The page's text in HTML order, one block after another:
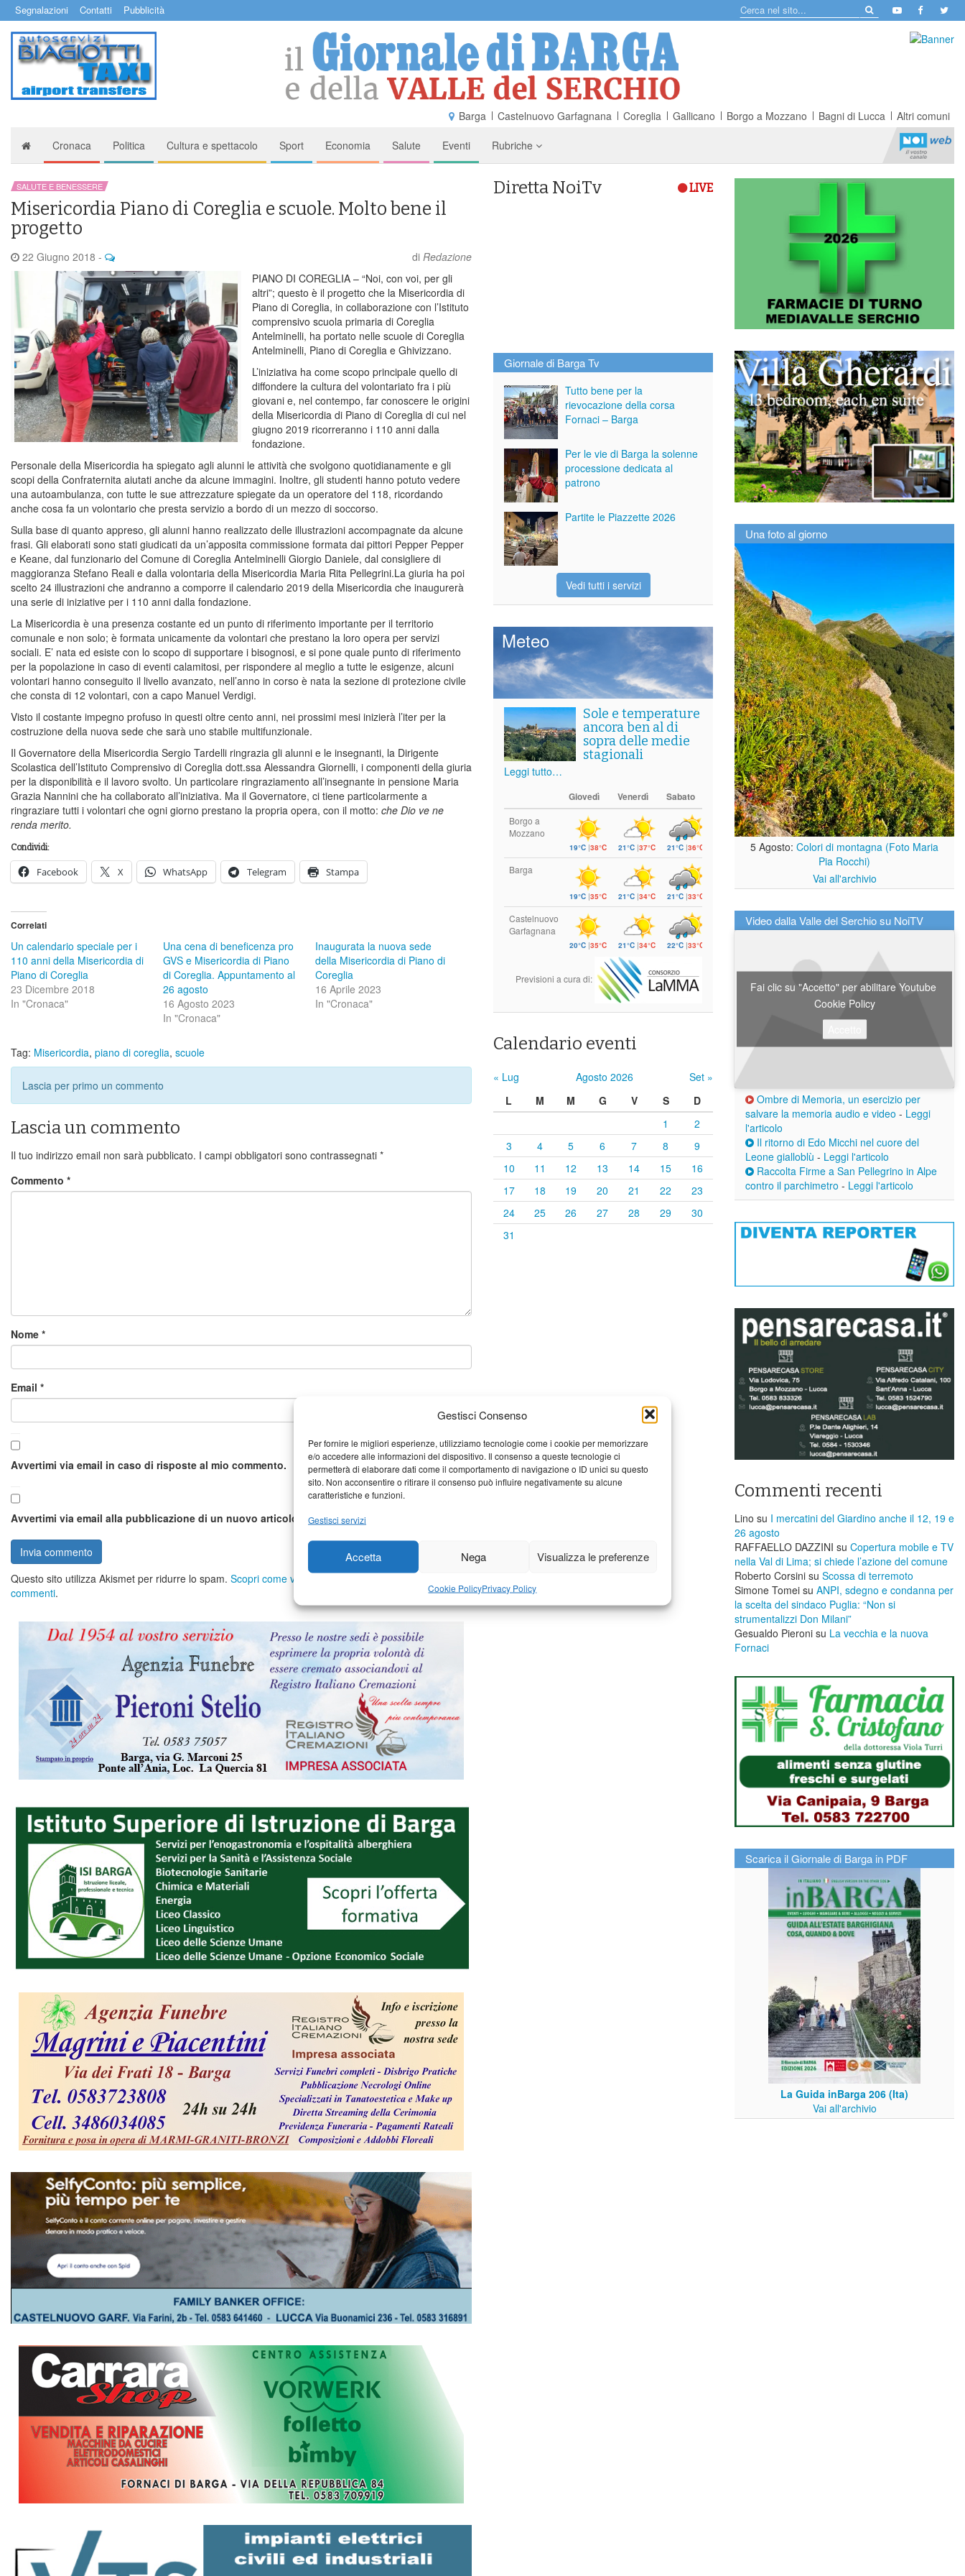
Gestisci Consenso
Per fornire le migliori esperienze, utilizziamo tecnologie come i cookie per memorizzare
e/o accedere alle informazioni del dispositivo. Il consenso a queste tecnologie ci
permetterà di elaborare dati come il comportamento di navigazione o ID unici su questo
sito. Non acconsentire o ritirare il consenso può influire negativamente su alcune
caratteristiche e funzioni.
Gestisci servizi
Accetta Nega Visualizza le preferenze
Cookie PolicyPrivacy Policy
Segnalazioni Contatti Pubblicità
Barga Castelnuovo Garfagnana Coreglia Gallicano Borgo a Mozzano Bagni di Lucca Altri comuni
Cronaca Politica Cultura e spettacolo Sport Economia Salute Eventi Rubriche
SALUTE E BENESSERE
Misericordia Piano di Coreglia e scuole. Molto bene il
progetto
22 Giugno 2018 - di Redazione
PIANO DI COREGLIA – “Noi, con voi, per gli
altri”; questo è il progetto che la Misericordia di
Piano di Coreglia, in collaborazione con l’Istituto
comprensivo scuola primaria di Coreglia
Antelminelli, ha portato nelle scuole di Coreglia
Antelminelli, Piano di Coreglia e Ghivizzano.
L’iniziativa ha come scopo principale quello di
diffondere la cultura del volontariato fra i più
giovani e, nel contempo, far conoscere le origini
della Misericordia di Piano di Coreglia di cui nel
giugno 2019 ricorreranno i 110 anni dalla
fondazione.
Personale della Misericordia ha spiegato agli alunni le attività che svolgono quotidianamente e gli
scopi della Confraternita aiutati anche da alcune immagini. Inoltre, gli studenti hanno potuto vedere
una autoambulanza, con tutte le sue attrezzature spiegate da un operatore del 118, ricordando
anche cosa fa un volontario che presta servizio a bordo di un mezzo di soccorso.
Sulla base di quanto appreso, gli alunni hanno realizzato delle illustrazioni accompagnate da alcune
frasi. Gli elaborati sono stati giudicati da un’apposita commissione formata dai pittori Pepper Pepper
e Keane, dal funzionario del Comune di Coreglia Antelminelli Giorgio Daniele, dal consigliere di
maggioranza Stefano Reali e dalla volontaria della Misericordia Maria Rita Pellegrini.La giuria ha poi
scelto 24 illustrazioni che andranno a comporre il calendario 2019 della Misericordia che inaugurerà
una serie di iniziative per i 110 anni dalla fondazione.
La Misericordia è una presenza costante ed un punto di riferimento importante per il territorio
comunale e non solo; è formata unicamente da volontari che prestano la loro opera per servizi
sociali. E’ nata ed esiste con lo scopo di supportare i bisognosi, e si pone quale punto di riferimento
per la popolazione in caso di eventi calamitosi, per rispondere al meglio a tutte le esigenze, alcuni
volontari hanno conseguito il livello avanzato, nell’anno in corso è nata la sezione di protezione civile
che consta di 12 volontari, con a capo Manuel Verdigi.
Visto il costante impegno profuso in questi oltre cento anni, nei prossimi mesi inizierà l’iter per la
costruzione della nuova sede che sarà uno stabile multifunzionale.
Il Governatore della Misericordia Sergio Tardelli ringrazia gli alunni e le insegnanti, la Dirigente
Scolastica dell’Istituto Comprensivo di Coreglia dott.ssa Alessandra Giornelli, i componenti della giuria
per la disponibilità e il lavoro svolto. Un particolare ringraziamento all’insegnante in pensione Maria
Grazia Nannini che ha collaborato all’iniziativa. Ma il Governatore, ci tiene particolarmente a
ringraziare tutti i volontari che ogni giorno prestano la propria opera, con il motto: che Dio ve ne
renda merito.
Condividi:
Facebook X WhatsApp Telegram Stampa
Correlati
Un calendario speciale per i
110 anni della Misericordia di
Piano di Coreglia
23 Dicembre 2018
In "Cronaca"
Una cena di beneficenza pro
GVS e Misericordia di Piano
di Coreglia. Appuntamento al
26 agosto
16 Agosto 2023
In "Cronaca"
Inaugurata la nuova sede
della Misericordia di Piano di
Coreglia
16 Aprile 2023
In "Cronaca"
Tag: Misericordia, piano di coreglia, scuole
Lascia per primo un commento
Lascia un commento
Il tuo indirizzo email non sarà pubblicato. I campi obbligatori sono contrassegnati *
Commento *
Nome *
Email *
Avvertimi via email in caso di risposte al mio commento.
Avvertimi via email alla pubblicazione di un nuovo articolo.
Questo sito utilizza Akismet per ridurre lo spam. Scopri come vengono elaborati i dati derivati dai
commenti.
Diretta NoiTv LIVE
Giornale di Barga Tv
Tutto bene per la
rievocazione della corsa
Fornaci – Barga
Per le vie di Barga la solenne
processione dedicata al
patrono
Partite le Piazzette 2026
Vedi tutti i servizi
Meteo
Sole e temperature
ancora ben al di
sopra delle medie
stagionali
Leggi tutto…
Giovedì Venerdì Sabato
Borgo a
Mozzano
19°C |38°C 21°C |37°C 21°C |36°C
Barga
19°C |35°C 21°C |34°C 21°C |33°C
Castelnuovo
Garfagnana
20°C |35°C 21°C |34°C 22°C |33°C
Previsioni a cura di:
Calendario eventi
« Lug Agosto 2026
Set »
L
M M G V S
D
1
2
3
4 5 6 7 8
9
10
11 12 13 14 15
16
17
18 19 20 21 22
23
24
25 26 27 28 29
30
31
Una foto al giorno
5 Agosto: Colori di montagna (Foto Maria
Pia Rocchi)
Vai all'archivio
Video dalla Valle del Serchio su NoiTV
Fai clic su "Accetto" per abilitare Youtube
Cookie Policy
Ombre di Memoria, un esercizio per
salvare la memoria audio e video - Leggi
l'articolo
Il ritorno di Edo Micchi nel cuore del
Leone gialloblù - Leggi l'articolo
Raccolta Firme a San Pellegrino in Alpe
contro il parchimetro - Leggi l'articolo
Commenti recenti
Lino su I mercatini del Giardino anche il 12, 19 e
26 agosto
RAFFAELLO DAZZINI su ​Copertura mobile e TV
nella Val di Lima; si chiede l’azione del comune
Roberto Corsini su Scossa di terremoto
Simone Tomei su ANPI, sdegno e condanna per
la scelta del sindaco Puglia: “Non si
strumentalizzi Don Milani”
Gesualdo Pieroni su La vecchia e la nuova
Fornaci
Scarica il Giornale di Barga in PDF
La Guida inBarga 206 (Ita)
Vai all'archivio